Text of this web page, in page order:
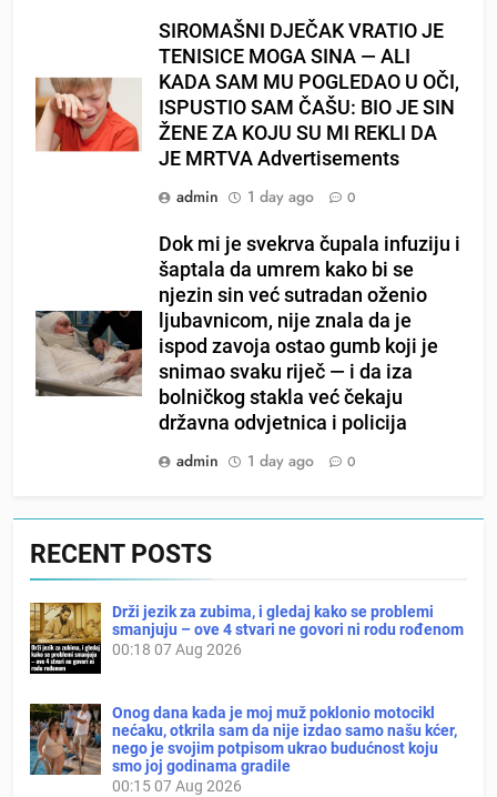
SIROMAŠNI DJEČAK VRATIO JE
TENISICE MOGA SINA — ALI
KADA SAM MU POGLEDAO U OČI,
ISPUSTIO SAM ČAŠU: BIO JE SIN
ŽENE ZA KOJU SU MI REKLI DA
JE MRTVA Advertisements
admin
1 day ago 0
Dok mi je svekrva čupala infuziju i
šaptala da umrem kako bi se
njezin sin već sutradan oženio
ljubavnicom, nije znala da je
ispod zavoja ostao gumb koji je
snimao svaku riječ — i da iza
bolničkog stakla već čekaju
državna odvjetnica i policija
admin
1 day ago 0
RECENT POSTS
Drži jezik za zubima, i gledaj kako se problemi
smanjuju – ove 4 stvari ne govori ni rodu rođenom
00:18 07 Aug 2026
Onog dana kada je moj muž poklonio motocikl
nećaku, otkrila sam da nije izdao samo našu kćer,
nego je svojim potpisom ukrao budućnost koju
smo joj godinama gradile
00:1507 Aug 2026